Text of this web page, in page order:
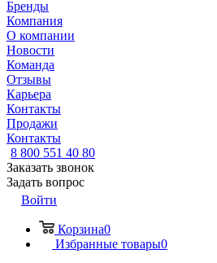
Бренды
Компания
О компании
Новости
Команда
Отзывы
Карьера
Контакты
Продажи
Контакты
8 800 551 40 80
Заказать звонок
Задать вопрос
Войти
Корзина0
Избранные товары0